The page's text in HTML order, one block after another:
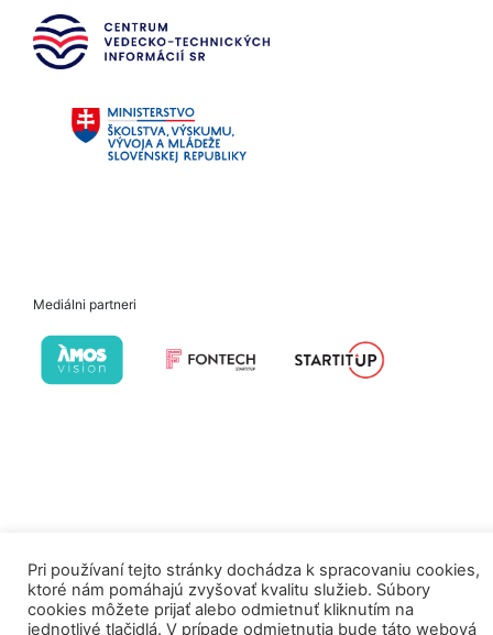
Mediálni partneri
Pri používaní tejto stránky dochádza k spracovaniu cookies,
ktoré nám pomáhajú zvyšovať kvalitu služieb. Súbory
cookies môžete prijať alebo odmietnuť kliknutím na
jednotlivé tlačidlá. V prípade odmietnutia bude táto webová